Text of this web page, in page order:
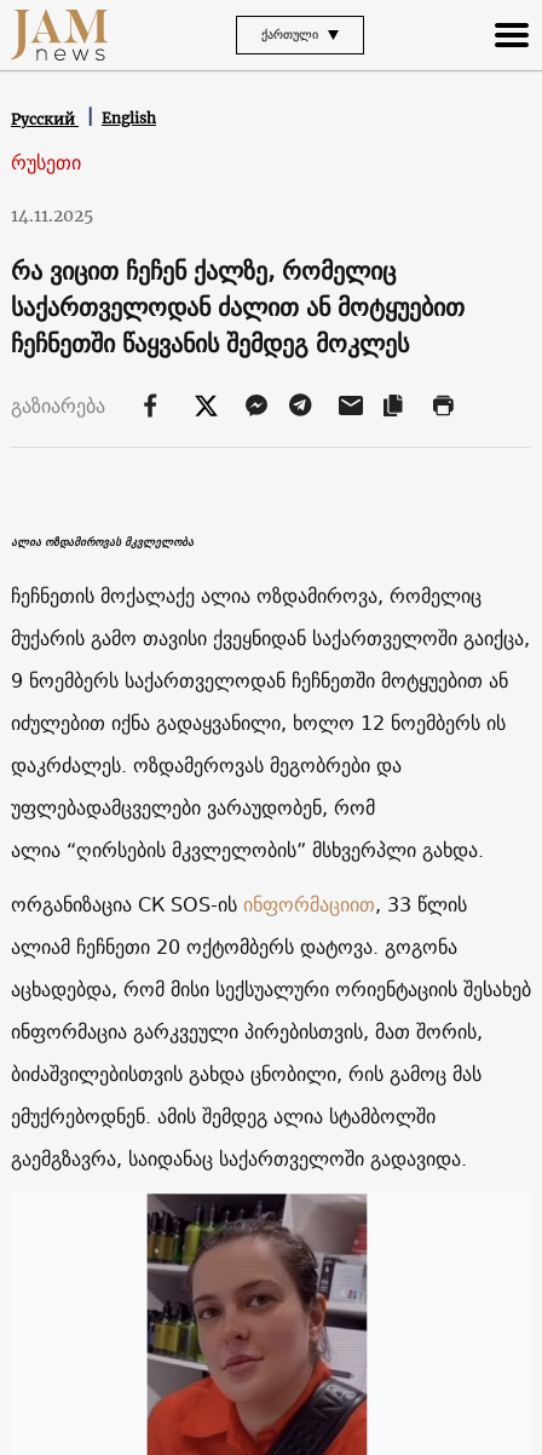
ᲥᲐᲠᲗᲣᲚᲘ
Русский English
რუსეთი
14.11.2025
რა ვიცით ჩეჩენ ქალზე, რომელიც
საქართველოდან ძალით ან მოტყუებით
ჩეჩნეთში წაყვანის შემდეგ მოკლეს
გაზიარება
ალია ოზდამიროვას მკვლელობა
ჩეჩნეთის მოქალაქე ალია ოზდამიროვა, რომელიც
მუქარის გამო თავისი ქვეყნიდან საქართველოში გაიქცა,
9 ნოემბერს საქართველოდან ჩეჩნეთში მოტყუებით ან
იძულებით იქნა გადაყვანილი, ხოლო 12 ნოემბერს ის
დაკრძალეს. ოზდამეროვას მეგობრები და
უფლებადამცველები ვარაუდობენ, რომ
ალია “ღირსების მკვლელობის” მსხვერპლი გახდა.
ორგანიზაცია СК SOS-ისინფორმაციით, 33 წლის
ალიამ ჩეჩნეთი 20 ოქტომბერს დატოვა. გოგონა
აცხადებდა, რომ მისი სექსუალური ორიენტაციის შესახებ
ინფორმაცია გარკვეული პირებისთვის, მათ შორის,
ბიძაშვილებისთვის გახდა ცნობილი, რის გამოც მას
ემუქრებოდნენ. ამის შემდეგ ალია სტამბოლში
გაემგზავრა, საიდანაც საქართველოში გადავიდა.